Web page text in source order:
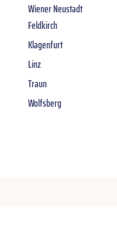
Wiener Neustadt
Feldkirch
Klagenfurt
Linz
Traun
Wolfsberg